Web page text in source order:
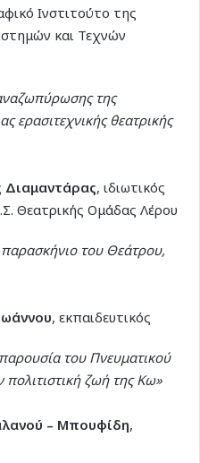
Ινστιτούτο της
και Τεχνών
της
ερασιτεχνικής θεατρικής
Διαμαντάρας, ιδιωτικός
Θεατρικής Ομάδας Λέρου
του Θεάτρου,
, εκπαιδευτικός
του Πνευματικού
ζωή της Κω»
– Μπουφίδη,